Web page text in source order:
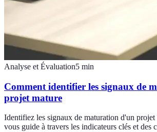
Analyse et Évaluation5 min
Comment identifier les signaux de
projet mature
Identifiez les signaux de maturation d'un
vous guide à travers les indicateurs clés et des